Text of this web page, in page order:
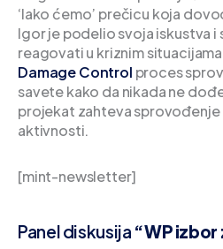
‘lako ćemo’ prečicu koja
Igor je podelio svoja iskustva
reagovati u kriznim
Damage Control proces
savete kako da nikada ne
projekat zahteva
aktivnosti.
[mint-newsletter]
Panel diskusija “WP izbor